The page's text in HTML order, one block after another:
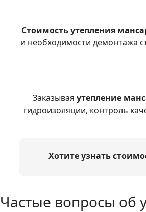
Стоимость утепления
и необходимости демонтажа
Заказывая утепление
гидроизоляции, контроль
Хотите узнать
Частые вопросы об